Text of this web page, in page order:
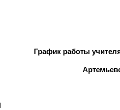
График работы